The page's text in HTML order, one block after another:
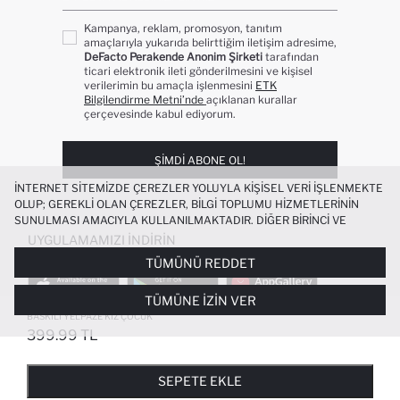
BASKILI YELPAZE KIZ ÇOCUK
399.99 TL
SEPETE EKLE
Kampanya, reklam, promosyon, tanıtım
amaçlarıyla yukarıda belirttiğim iletişim adresime,
DeFacto Perakende Anonim Şirketi tarafından
ticari elektronik ileti gönderilmesini ve kişisel
verilerimin bu amaçla işlenmesini ETK
Bilgilendirme Metni’nde açıklanan kurallar
çerçevesinde kabul ediyorum.
ŞIMDI ABONE OL!
UYGULAMAMIZI İNDIRIN
POPÜLER KATEGORILER
KADIN BEYAZ TIŞÖRT
İNTERNET SITEMIZDE ÇEREZLER YOLUYLA KIŞISEL VERI IŞLENMEKTE
OLUP; GEREKLI OLAN ÇEREZLER, BILGI TOPLUMU HIZMETLERININ
SUNULMASI AMACIYLA KULLANILMAKTADIR. DIĞER BIRINCI VE
ÜÇÜNCÜ TARAF ÇEREZLER ISE SIZE DAHA IYI BIR ALIŞVERIŞ
DENEYIMI SUNULABILMESI, SITEMIZIN DAHA IŞLEVSEL KILINMASI VE
KIŞISELLEŞTIRMESI VE AÇIK RIZA VERMENIZ HALINDE, SIZLERE
YÖNELIK PAZARLAMA FAALIYETLERININ YAPILMASI AMAÇLARIYLA
SINIRLI OLARAK KULLANILACAKTIR. ÇEREZLERE DAIR TERCIHLERINIZI
ÇEREZ TERCIHLERIPANELI ARACILIĞIYLA HER ZAMAN YÖNETEBILIR,
ÇEREZLERLE ILGILI DAHA DETAYLI BILGIYE
TÜMÜNÜ REDDET
TÜMÜNE İZIN VER